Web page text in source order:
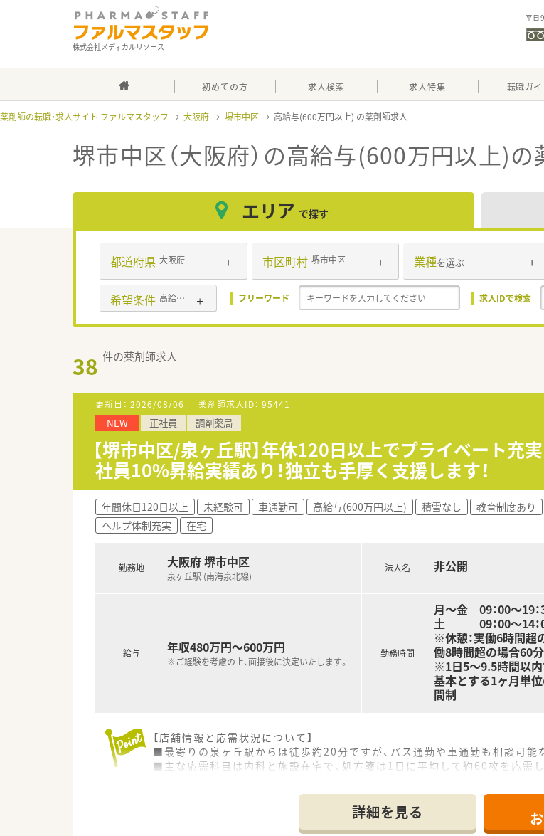
株式会社メディカルリソース
平日
初めての方 求人検索 求人特集 転職ガイ
薬剤師の転職・求人サイト ファルマスタッフ 大阪府 堺市中区 高給与(600万円以上)
堺市中区（大阪府）の高給与(600万円以上)の
エリア で探す
都道府県 大阪府 市区町村 堺市中区 業種を選ぶ
希望条件 高給与(600万円以上) フリーワード 求人IDで検索
38 件の薬剤師求人
更新日： 2026/08/06 薬剤師求人ID： 95441
NEW 正社員 調剤薬局
【堺市中区/泉ヶ丘駅】年休120日以上でプライベート充
社員10%昇給実績あり！独立も手厚く支援します！
年間休日120日以上 未経験可 車通勤可 高給与(600万円以上) 積雪なし 教育制度あり
ヘルプ体制充実
在宅
勤務地 大阪府 堺市中区
泉ヶ丘駅 (南海泉北線)
給与 年収480万円～600万円
※ご経験を考慮の上、面接後に決定いたします。
法人名 非公開
勤務時間
月～金 09：00～19：
土 09：00～14：
※休憩：実働6時間超
働8時間超の場合60分
※1日5～9.5時間以
基本とする1ヶ月単
間制
【店舗情報と応需状況について】
■最寄りの泉ヶ丘駅からは徒歩約20分ですが、バス通勤や車通勤も相談可能
■主な応需科目は内科と施設在宅で、処方箋は1日に平均して約60枚を応需し
■今回は、体制強化のための欠員補充として、正社員の薬剤師を募集していま
詳細を見る